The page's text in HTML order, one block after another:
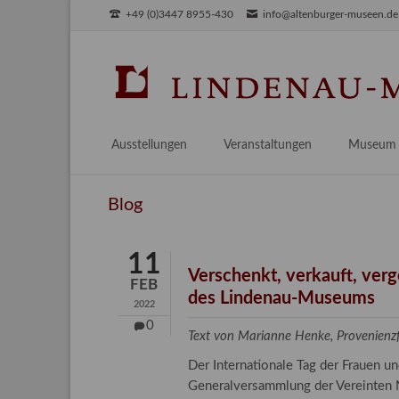
+49 (0)3447 8955-430 info@altenburger-museen.de
Ausstellungen
Aktuell
Veranstaltungen Museum
Digitales
Team
Blog
11
FEB
2022
0
Verschenkt, verkauft,
des Lindenau-Museums
Text von Marianne Henke,
Der Internationale Tag der Frauen
Generalversammlung der